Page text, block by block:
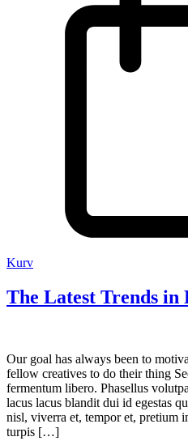
Kurv
The Latest Trends in
Our goal has always been to
fellow creatives to do their thing
fermentum libero. Phasellus
lacus lacus blandit dui id egestas
nisl, viverra et, tempor et, pretium
turpis […]